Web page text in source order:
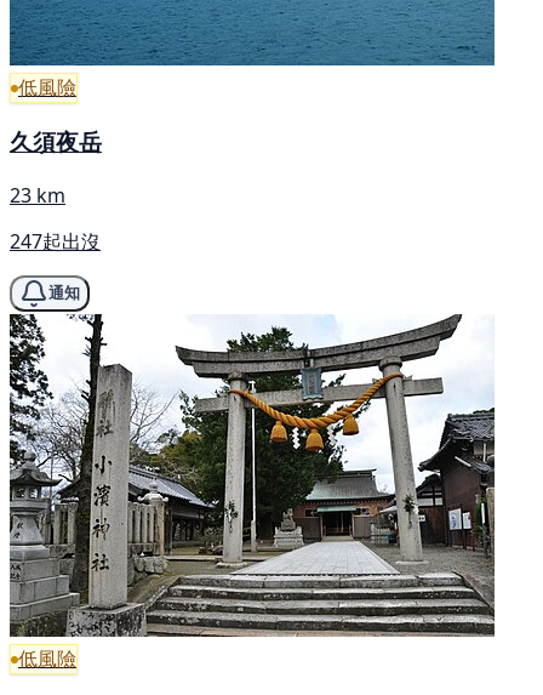
低風險
久須夜岳
23 km
247起出沒
通知
低風險